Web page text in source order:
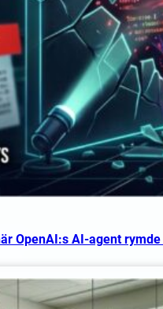
OpenAI:s AI-agent